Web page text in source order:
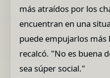
más atraídos por los
encuentran en una
puede empujarlos más
recalcó. "No es buena
sea súper social."